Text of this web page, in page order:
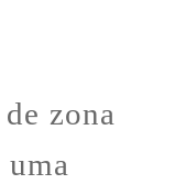
zona